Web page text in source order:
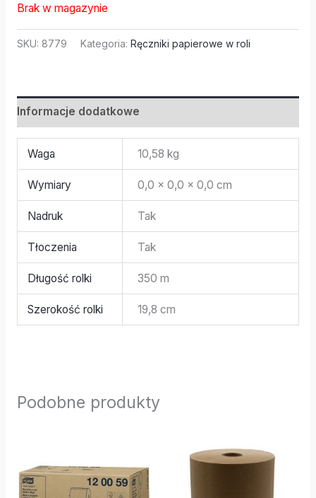
Brak w magazynie
SKU: 8779 Kategoria: Ręczniki papierowe w roli
Informacje dodatkowe
Waga 10,58 kg
Wymiary 0,0 × 0,0 × 0,0 cm
Nadruk Tak
Tłoczenia Tak
Długość rolki 350 m
Szerokość rolki 19,8 cm
Podobne produkty